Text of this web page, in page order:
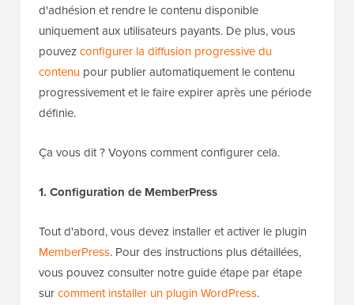
d'adhésion et rendre le contenu disponible
uniquement aux utilisateurs payants. De plus, vous
pouvezconfigurer la diffusion progressive du
contenu pour publier automatiquement le contenu
progressivement et le faire expirer après une période
définie.
Ça vous dit ? Voyons comment configurer cela.
1. Configuration de MemberPress
Tout d'abord, vous devez installer et activer le plugin
MemberPress. Pour des instructions plus détaillées,
vous pouvez consulter notre guide étape par étape
surcomment installer un plugin WordPress.